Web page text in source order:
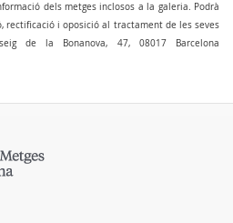
dels metges inclosos a la galeria. Podrà
rectificació i oposició al tractament de les seves
de la Bonanova, 47, 08017 Barcelona